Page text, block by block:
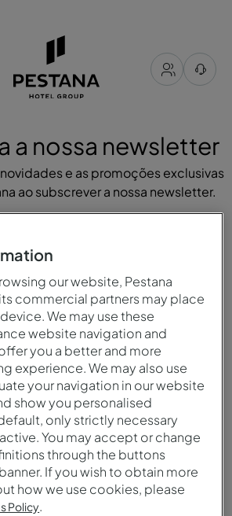
a nossa newsletter
e as promoções exclusivas
ao subscrever a nossa newsletter.
our website, Pestana
commercial partners may place
We may use these
website navigation and
you a better and more
experience. We may also use
your navigation in our website
show you personalised
only strictly necessary
You may accept or change
through the buttons
If you wish to obtain more
how we use cookies, please
Policy.